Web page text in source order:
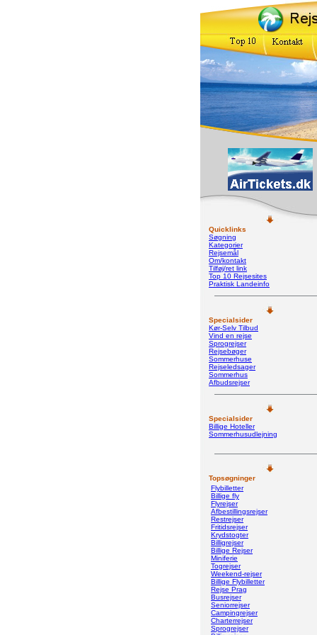
Quicklinks
Søgning
Kategorier
Rejsemål
Om/kontakt
Tilføj/ret link
Top 10 Rejsesites
Praktisk Landeinfo
Specialsider
Kør-Selv Tilbud
Vind en rejse
Sprogrejser
Rejsebøger
Sommerhuse
Rejseledsager
Sommerhus
Afbudsrejser
Specialsider
Billige Hoteller
Sommerhusudlejning
Topsøgninger
Flybilletter
Billige fly
Flyrejser
Afbestillingsrejser
Restrejser
Fritidsrejser
Krydstogter
Billigrejser
Billige Rejser
Miniferie
Togrejser
Weekend-rejser
Billige Flybilletter
Rejse Prag
Busrejser
Seniorrejser
Campingrejser
Charterrejser
Sprogrejser